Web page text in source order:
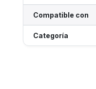
Compatible con
Categoría